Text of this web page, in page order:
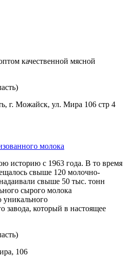
качественной мясной
г. Можайск, ул. Мира 106 стр 4
молока
историю с 1963 года. В то время
свыше 120 молочно-
свыше 50 тыс. тонн
сырого молока
уникального
завода, который в настоящее
106